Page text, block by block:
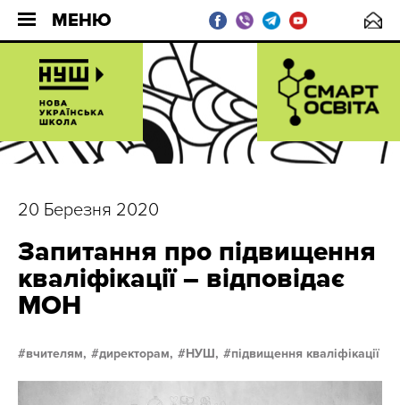
МЕНЮ
20 Березня 2020
Запитання про підвищення
кваліфікації – відповідає
МОН
вчителям, директорам, НУШ, підвищення кваліфікації